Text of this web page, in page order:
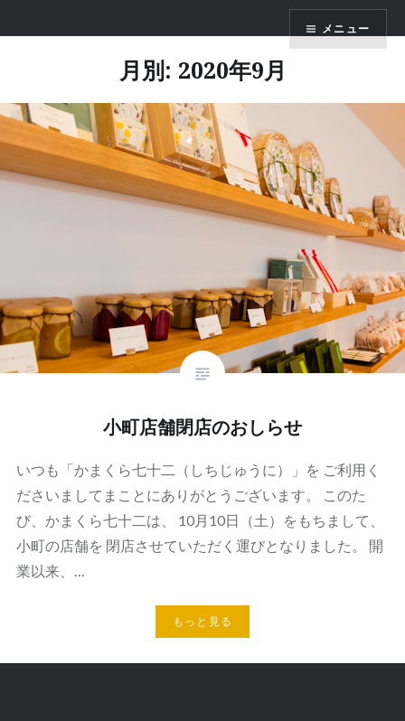
ン
ツ
へ
ス
キ
かまくら七十二 メニュー
月別: 2020年9月
小町店舗閉店のおしらせ
いつも「かまくら七十二（しちじゅうに）」を ご利用く
ださいましてまことにありがとうございます。 このた
び、かまくら七十二は、 10月10日（土）をもちまして、
小町の店舗を 閉店させていただく運びとなりました。 開
業以来、…
もっと見る